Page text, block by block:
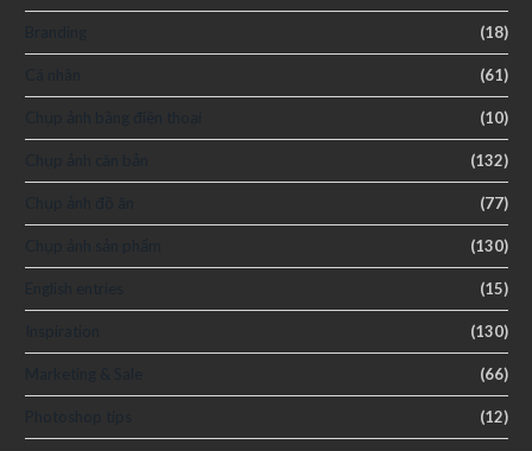
(18)
(61)
(10)
(132)
(77)
(130)
(15)
(130)
(66)
(12)